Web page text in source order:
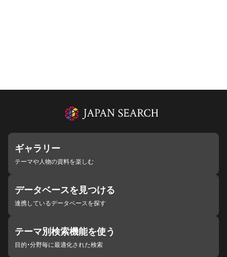
ギャラリー
テーマや人物の資料を楽しむ
データベースを見つける
連携しているデータベースを探す
テーマ別検索機能を使う
目的・分野毎に最適化された検索